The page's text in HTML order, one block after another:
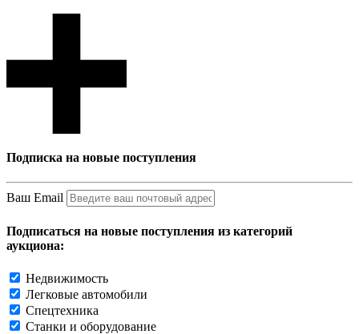
Подписка на новые поступления
Ваш Email
Подписаться на новые поступления из категорий
аукциона:
Недвижимость
Легковые автомобили
Спецтехника
Станки и оборудование